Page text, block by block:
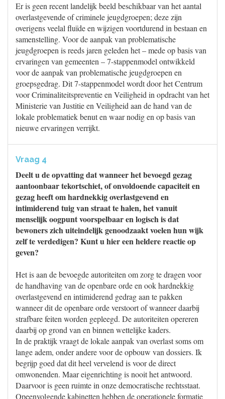
Er is geen recent landelijk beeld beschikbaar van het aantal
overlastgevende of criminele jeugdgroepen; deze zijn
overigens veelal fluïde en wijzigen voortdurend in bestaan en
samenstelling. Voor de aanpak van problematische
jeugdgroepen is reeds jaren geleden het – mede op basis van
ervaringen van gemeenten – 7-stappenmodel ontwikkeld
voor de aanpak van problematische jeugdgroepen en
groepsgedrag. Dit 7-stappenmodel wordt door het Centrum
voor Criminaliteitspreventie en Veiligheid in opdracht van het
Ministerie van Justitie en Veiligheid aan de hand van de
lokale problematiek benut en waar nodig en op basis van
nieuwe ervaringen verrijkt.
Vraag 4
Deelt u de opvatting dat wanneer het bevoegd gezag
aantoonbaar tekortschiet, of onvoldoende capaciteit en
gezag heeft om hardnekkig overlastgevend en
intimiderend tuig van straat te halen, het vanuit
menselijk oogpunt voorspelbaar en logisch is dat
bewoners zich uiteindelijk genoodzaakt voelen hun wijk
zelf te verdedigen? Kunt u hier een heldere reactie op
geven?
Het is aan de bevoegde autoriteiten om zorg te dragen voor
de handhaving van de openbare orde en ook hardnekkig
overlastgevend en intimiderend gedrag aan te pakken
wanneer dit de openbare orde verstoort of wanneer daarbij
strafbare feiten worden gepleegd. De autoriteiten opereren
daarbij op grond van en binnen wettelijke kaders.
In de praktijk vraagt de lokale aanpak van overlast soms om
lange adem, onder andere voor de opbouw van dossiers. Ik
begrijp goed dat dit heel vervelend is voor de direct
omwonenden. Maar eigenrichting is nooit het antwoord.
Daarvoor is geen ruimte in onze democratische rechtsstaat.
Opeenvolgende kabinetten hebben de operationele formatie